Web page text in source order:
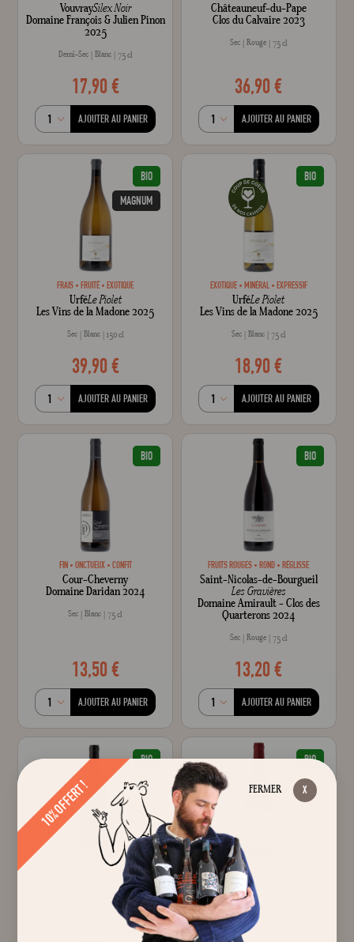
VouvraySilex Noir
Domaine François & Julien Pinon
2025
Demi-Sec Blanc 75 cl
17,90 €
AJOUTER AU PANIER
Châteauneuf-du-Pape
Clos du Calvaire 2023
Sec Rouge 75 cl
36,90 €
AJOUTER AU PANIER
BIO
MAGNUM
FRAIS FRUITÉ EXOTIQUE
UrféLe Piolet
Les Vins de la Madone 2025
Sec Blanc 150 cl
39,90 €
AJOUTER AU PANIER
BIO
EXOTIQUE MINÉRAL EXPRESSIF
UrféLe Piolet
Les Vins de la Madone 2025
Sec Blanc 75 cl
18,90 €
AJOUTER AU PANIER
BIO
FIN ONCTUEUX CONFIT
Cour-Cheverny
Domaine Daridan 2024
Sec Blanc 75 cl
13,50 €
AJOUTER AU PANIER
BIO
FRUITS ROUGES ROND RÉGLISSE
Saint-Nicolas-de-Bourgueil
Les Gravières
Domaine Amirault - Clos des
Quarterons 2024
Sec Rouge 75 cl
13,20 €
AJOUTER AU PANIER
BIO
POIVRÉ ROND
Les 3 Pères
Domaine Solence 2023
75 cl
BIO
FRAIS ROND
Saint-Guilhem-le-Désert
Domaine Cavalier 2024
Sec Rouge
FERMER
10% OFFERT !